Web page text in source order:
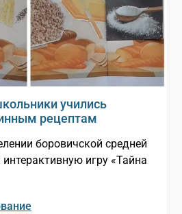
учились
рецептам
боровичской средней
игру «Тайна